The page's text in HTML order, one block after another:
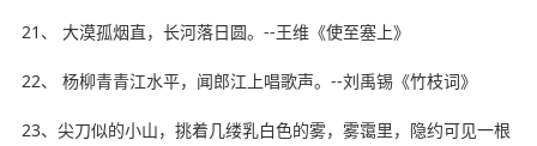
21、 大漠孤烟直，长河落日圆。--王维《使至塞上》
22、 杨柳青青江水平，闻郎江上唱歌声。--刘禹锡《竹枝词》
23、尖刀似的小山，挑着几缕乳白色的雾，雾霭里，隐约可见一根